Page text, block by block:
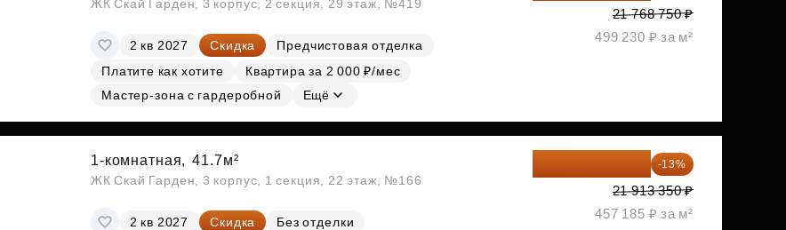
ЖК Скай Гарден, 3 корпус, 2 секция, 29 этаж, №419
2 кв 2027 Скидка
Предчистовая отделка
Платите как хотите
Квартира за 2 000 ₽/мес
Мастер-зона с гардеробной
Ещё
21 768 750 ₽
499 230 ₽ за м²
1-комнатная, 41.7м²
ЖК Скай Гарден, 3 корпус, 1 секция, 22 этаж, №166
2 кв 2027 Скидка
Без отделки
-13%
21 913 350 ₽
457 185 ₽ за м²